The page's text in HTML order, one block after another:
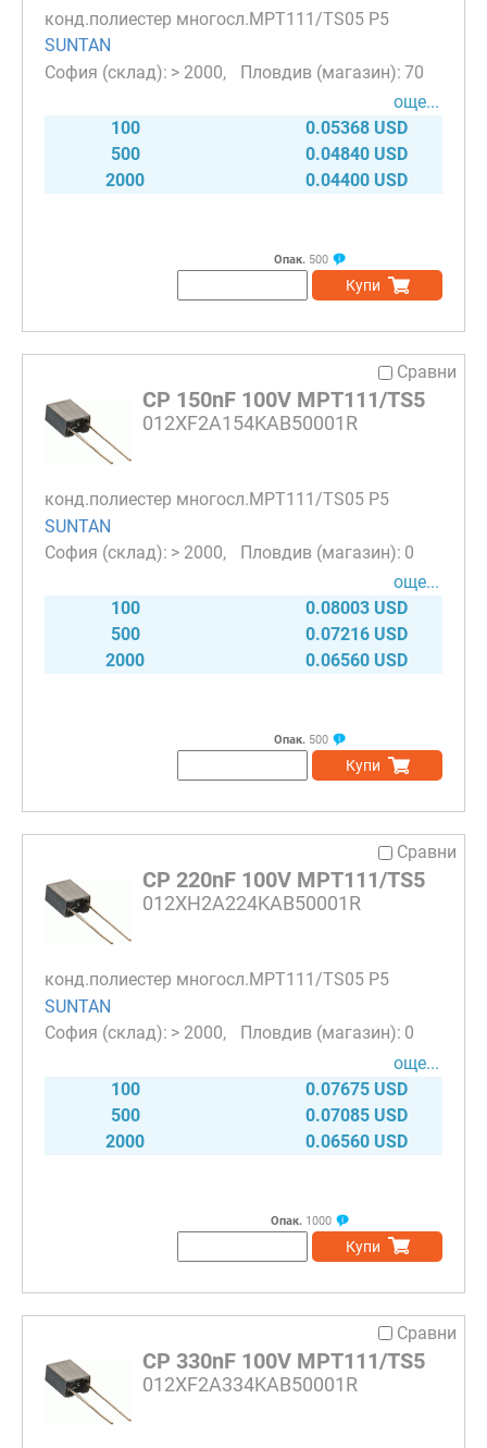
конд.полиестер многосл.MPT111/TS05 P5
SUNTAN
> 2000
70
още...
100
0.05368 USD
500
0.04840 USD
2000
0.04400 USD
Опак. 500
Купи
Сравни
CP 150nF 100V MPT111/TS5
012XF2A154KAB50001R
конд.полиестер многосл.MPT111/TS05 P5
SUNTAN
> 2000
0
още...
100
0.08003 USD
500
0.07216 USD
2000
0.06560 USD
Опак. 500
Купи
Сравни
CP 220nF 100V MPT111/TS5
012XH2A224KAB50001R
конд.полиестер многосл.MPT111/TS05 P5
SUNTAN
> 2000
0
още...
100
0.07675 USD
500
0.07085 USD
2000
0.06560 USD
Опак. 1000
Купи
Сравни
CP 330nF 100V MPT111/TS5
012XF2A334KAB50001R